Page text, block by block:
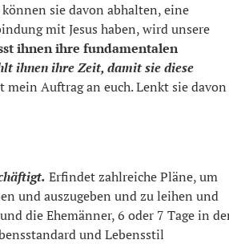
sie davon abhalten, eine
mit Jesus haben, wird unsere
ihnen ihre fundamentalen
ihnen ihre Zeit, damit sie diese
mein Auftrag an euch. Lenkt sie davon
Erfindet zahlreiche Pläne, um
und auszugeben und zu leihen und
die Ehemänner, 6 oder 7 Tage in
und Lebensstil